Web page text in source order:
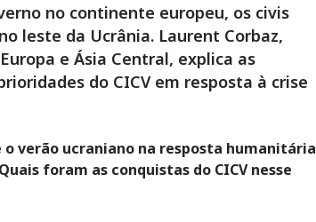
no continente europeu, os civis
leste da Ucrânia. Laurent Corbaz,
e Ásia Central, explica as
do CICV em resposta à crise
verão ucraniano na resposta humanitária
foram as conquistas do CICV nesse